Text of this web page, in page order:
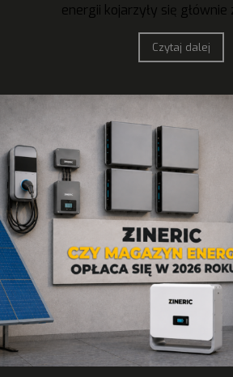
energii kojarzyły się głównie
Czytaj dalej